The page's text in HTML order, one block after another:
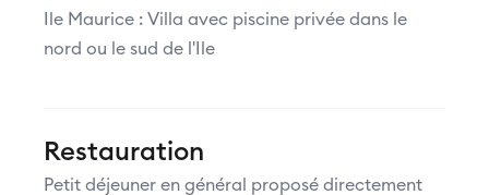
Ile Maurice : Villa avec piscine privée dans le
nord ou le sud de l'Ile
Restauration
Petit déjeuner en général proposé directement